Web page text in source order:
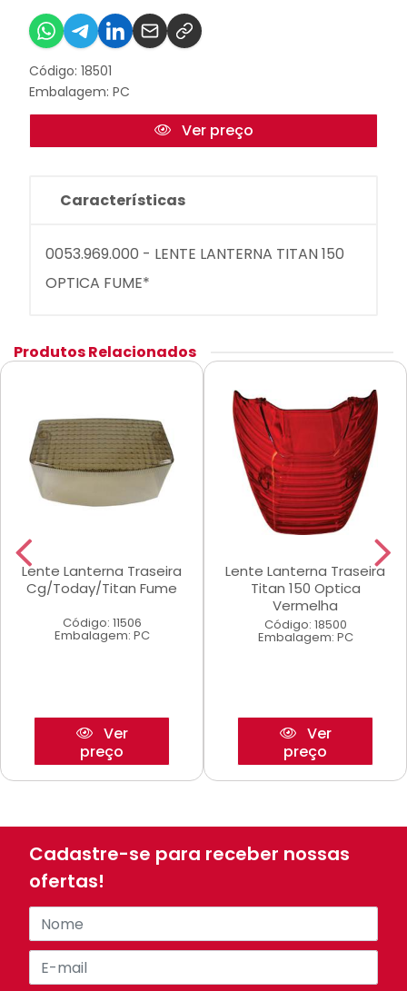
Código: 18501
Embalagem: PC
Ver preço
Características
0053.969.000 - LENTE LANTERNA TITAN 150
OPTICA FUME*
Produtos Relacionados
Lente Lanterna Traseira
Cg/Today/Titan Fume
Código: 11506
Embalagem: PC
Ver
preço
Lente Lanterna Traseira
Titan 150 Optica
Vermelha
Código: 18500
Embalagem: PC
Ver
preço
Cadastre-se para receber nossas
ofertas!